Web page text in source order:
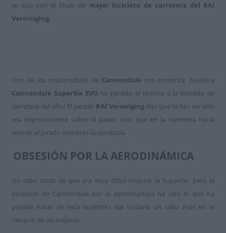
se alza con el título de mejor bicicleta de carretera del RAI
Vereiniging.
Uno de los responsables de Cannondale nos comenta: ¡Nuestra
Cannondale SuperSix EVO ha ganado el premio a la bicicleta de
carretera del año! El jurado RAI Verenigingdijo que la bici no sólo
era impresionante sobre el papel, sino que en la carretera hacía
sonreír al jurado mientras la conducía.
OBSESIÓN POR LA AERODINÁMICA
No cabe duda de que era muy difícil mejorar la SuperSix, pero la
obsesión de Cannondale por la aerodinámica ha sido lo que ha
podido hacer de esta superbici dar todavía un salto más en el
ranquin de las mejores.